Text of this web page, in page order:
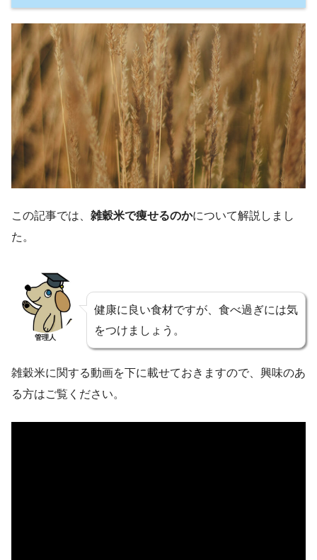
この記事では、 雑穀米で痩せるのかについて解説しまし
た。
管理人
健康に良い食材ですが、食べ過ぎには気
をつけましょう。
雑穀米に関する動画を下に載せておきますので、興味のあ
る方はご覧ください。